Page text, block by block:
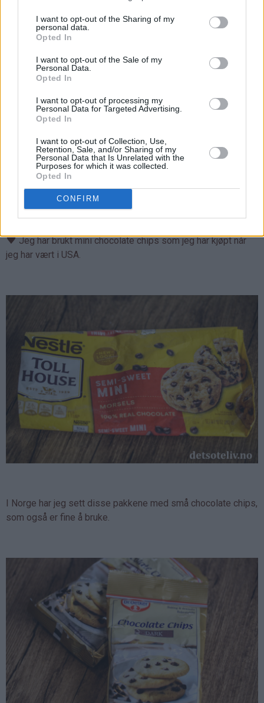
I want to opt-out of the Sharing of my
personal data.
Opted In
I want to opt-out of the Sale of my
Personal Data.
Opted In
I want to opt-out of processing my
Personal Data for Targeted Advertising.
Opted In
I want to opt-out of Collection, Use,
Retention, Sale, and/or Sharing of my
Personal Data that Is Unrelated with the
Purposes for which it was collected.
Opted In
CONFIRM
Tips:
♥Jeg har brukt mini chocolate chips som jeg har kjøpt når
jeg har vært i USA.
I Norge har jeg sett disse pakkene med små chocolate chips,
som også er fine å bruke.